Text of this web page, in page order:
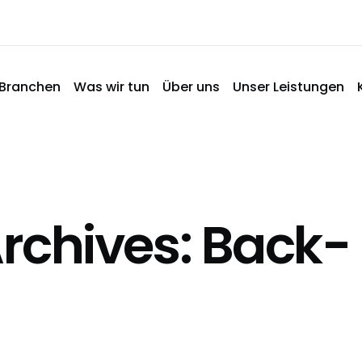
Branchen Was wir tun Über uns Unser Leistungen
Back-